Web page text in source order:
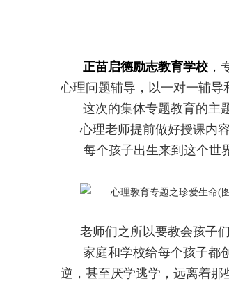
正苗启德励志教育学校 ，
心理问题辅导，以一对一辅导
这次的集体专题教育的主
心理老师提前做好授课内
每个孩子出生来到这个世
老师们之所以要教会孩子
家庭和学校给每个孩子都
逆，甚至厌学逃学，远离着那